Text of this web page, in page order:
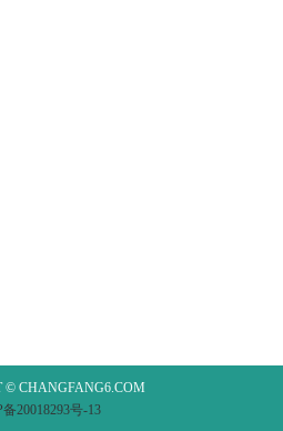
© CHANGFANG6.COM
20018293号-13